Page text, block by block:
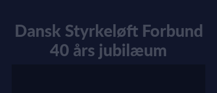
Dansk Styrkeløft Forbund
40 års jubilæum